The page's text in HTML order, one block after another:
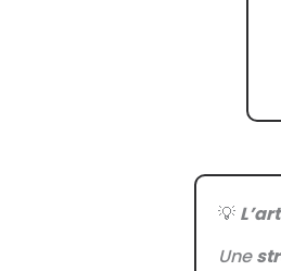
💡
Une